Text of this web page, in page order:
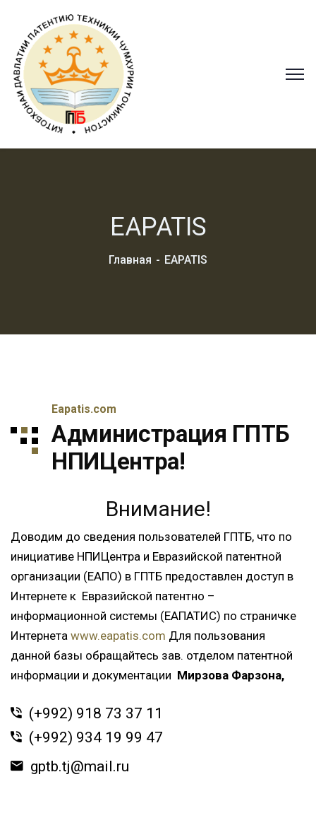
EAPATIS
Главная EAPATIS
Еapatis.com
Администрация ГПТБ
НПИЦентра!
Внимание!
Доводим до сведения пользователей ГПТБ, что по
инициативе НПИЦентра и Евразийской патентной
организации (ЕАПО) в ГПТБ предоставлен доступ в
Интернете к Евразийской патентно –
информационной системы (ЕАПАТИС) по страничке
Интернета www.eapatis.com Для пользования
данной базы обращайтесь зав. отделом патентной
информации и документации Мирзова Фарзона,
(+992) 918 73 37 11
(+992) 934 19 99 47
gptb.tj@mail.ru